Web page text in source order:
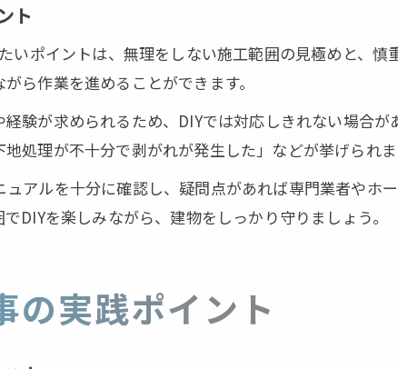
ト
いポイントは、無理をしない施工範囲の見極めと、
ら作業を進めることができます。
験が求められるため、DIYでは対応しきれない場合
処理が不十分で剥がれが発生した」などが挙げられま
アルを十分に確認し、疑問点があれば専門業者やホ
DIYを楽しみながら、建物をしっかり守りましょう。
の実践ポイント